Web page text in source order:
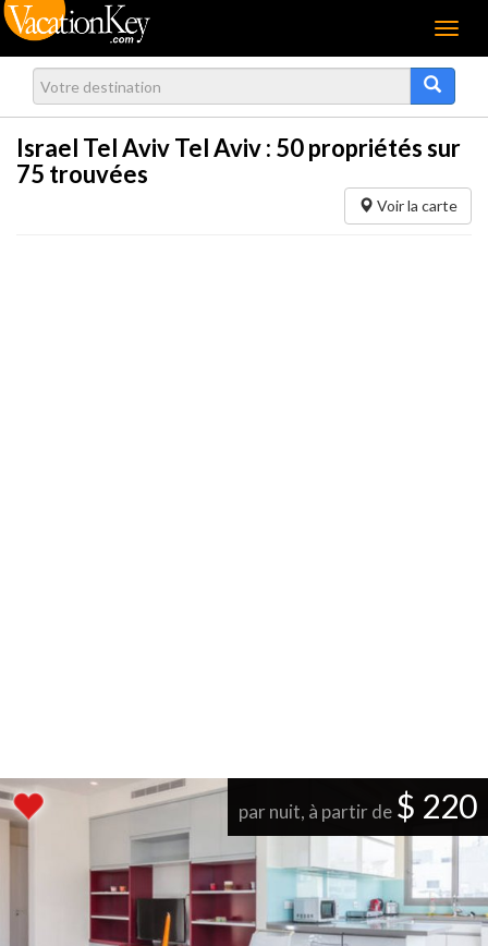
Menu
Israel Tel Aviv Tel Aviv : 50propriétés sur
75 trouvées
Voir la carte
par nuit, à partir de $ 220